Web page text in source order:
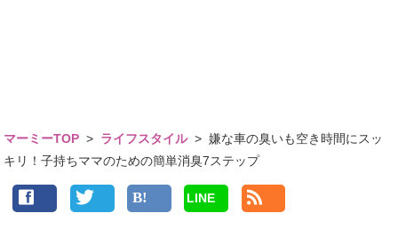
マーミーTOP > ライフスタイル>嫌な車の臭いも空き時間にスッ
キリ！子持ちママのための簡単消臭7ステップ
LINE